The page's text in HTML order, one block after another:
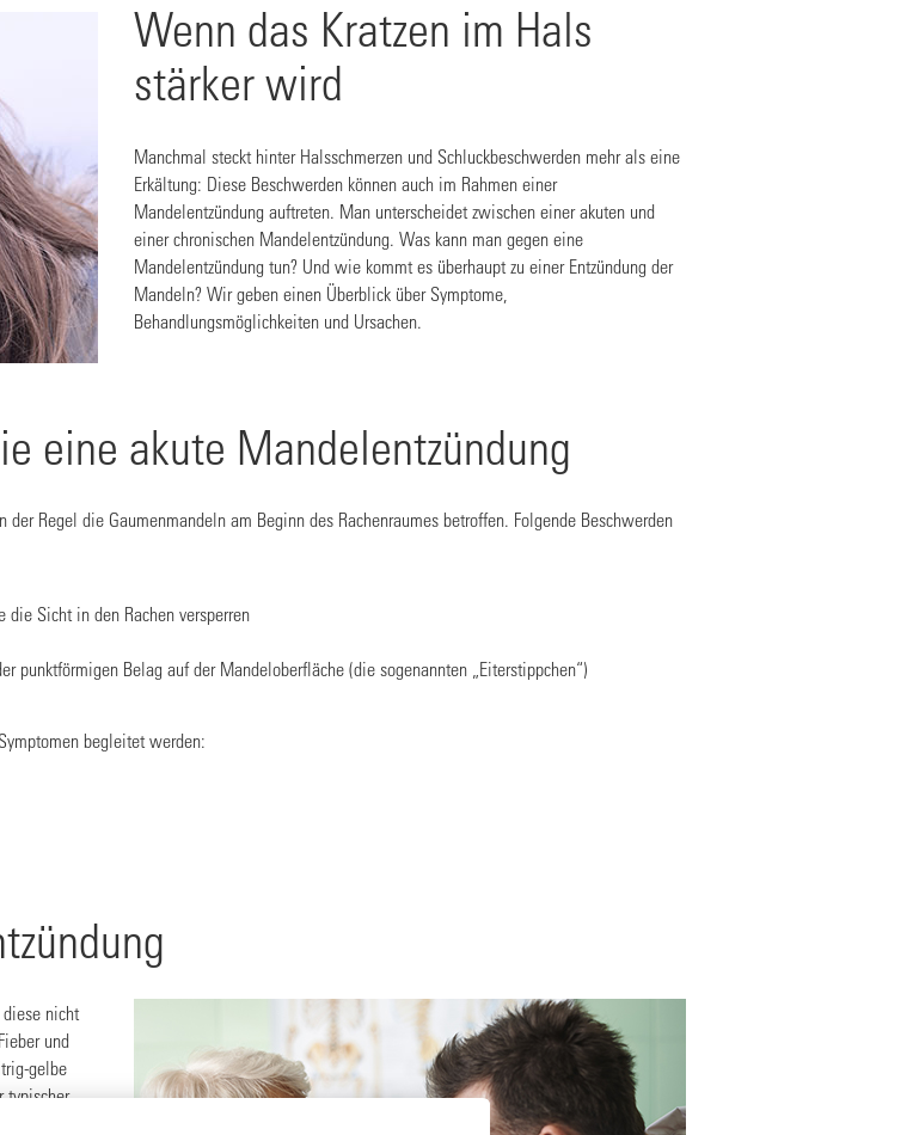
Wenn das Kratzen im Hals
stärker wird
Manchmal steckt hinter Halsschmerzen und Schluckbeschwerden mehr als eine
Erkältung: Diese Beschwerden können auch im Rahmen einer
Mandelentzündung auftreten. Man unterscheidet zwischen einer akuten und
einer chronischen Mandelentzündung. Was kann man gegen eine
Mandelentzündung tun? Und wie kommt es überhaupt zu einer Entzündung der
Mandeln? Wir geben einen Überblick über Symptome,
Behandlungsmöglichkeiten und Ursachen.
eine akute Mandelentzündung
Regel die Gaumenmandeln am Beginn des Rachenraumes betroffen. Folgende Beschwerden
Sicht in den Rachen versperren
punktförmigen Belag auf der Mandeloberfläche (die sogenannten „Eiterstippchen“)
begleitet werden:
diese nicht
und
gelbe
typischer